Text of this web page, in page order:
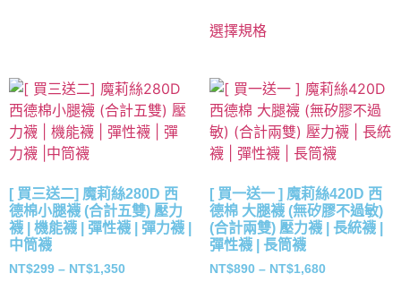
選擇規格
[ 買三送二] 魔莉絲280D 西
德棉小腿襪 (合計五雙) 壓力
襪 | 機能襪 | 彈性襪 | 彈力襪 |
中筒襪
NT$299 – NT$1,350
[ 買一送一 ] 魔莉絲420D 西
德棉 大腿襪 (無矽膠不過敏)
(合計兩雙) 壓力襪 | 長統襪 |
彈性襪 | 長筒襪
NT$890 – NT$1,680